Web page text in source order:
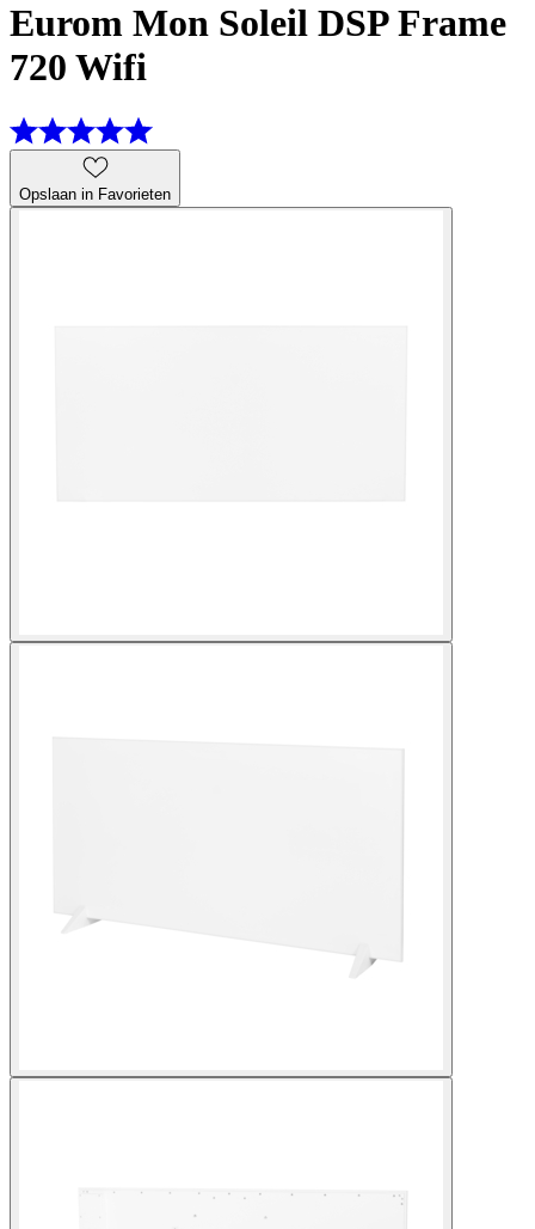
Eurom Mon Soleil DSP Frame
720 Wifi
Opslaan in Favorieten